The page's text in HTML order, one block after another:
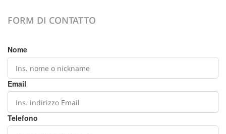
FORM DI CONTATTO
Nome
Email
Telefono